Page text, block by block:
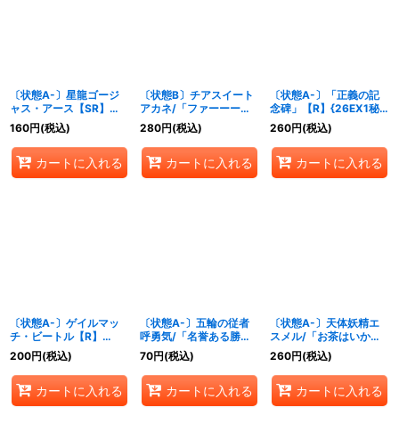
〔状態A-〕星龍ゴージ
ャス・アース【SR】
{26EX1秘N5/秘N25}
《多》
160円(税込)
カートに入れる
〔状態B〕チアスイート
アカネ/「ファーーー！
甘い甘い!!」【R】
{26EX1秘N21/秘N25}
《自然》
280円(税込)
カートに入れる
〔状態A-〕「正義の記
念碑」【R】{26EX1秘
N16/秘N25}《光》
260円(税込)
カートに入れる
〔状態A-〕ゲイルマッ
チ・ビートル【R】
{26EX1秘N20/秘N25}
《自然》
200円(税込)
カートに入れる
〔状態A-〕五輪の従者
呼勇気/「名誉ある勝利
を！」【VR】
{26EX1N10/N25}
《多》
70円(税込)
カートに入れる
〔状態A-〕天体妖精エ
スメル/「お茶はいかが
ですか？」【VR】
{26EX143/50}《多》
260円(税込)
カートに入れる